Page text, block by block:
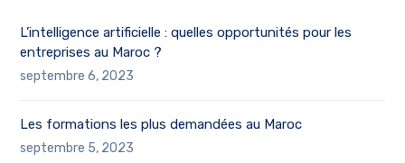
L’intelligence artificielle : quelles opportunités pour les
entreprises au Maroc ?
septembre 6, 2023
Les formations les plus demandées au Maroc
septembre 5, 2023